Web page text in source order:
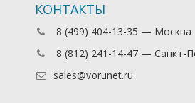
КОНТАКТЫ
8 (499) 404-13-35 — Москва
8 (812) 241-14-47 — Санкт-
sales@vorunet.ru